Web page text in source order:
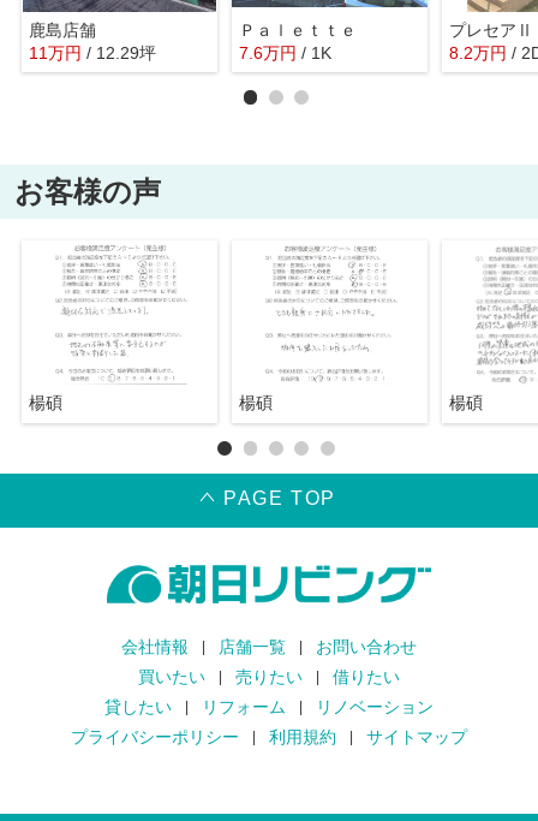
鹿島店舗
11万円 / 12.29坪
Ｐａｌｅｔｔｅ
7.6万円 / 1K
プレセアⅡ
8.2万円 /
お客様の声
楊碩 楊碩 楊碩
PAGE TOP
会社情報 店舗一覧
お問い合わせ
買いたい
売りたい
借りたい
貸したい
リフォーム
リノベーション
プライバシーポリシー
利用規約 サイトマップ